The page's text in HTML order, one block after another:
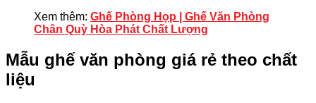
Xem thêm: Ghế Phòng Họp | Ghế Văn Phòng
Chân Quỳ Hòa Phát Chất Lượng
Mẫu ghế văn phòng giá rẻ theo chất
liệu